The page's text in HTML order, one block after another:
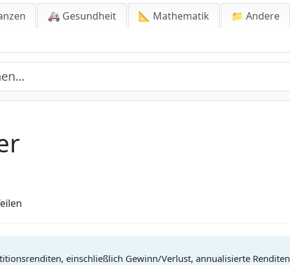
🚑 Gesundheit 📐 Mathematik 📁 Andere
einschließlich Gewinn/Verlust, annualisierte Renditen